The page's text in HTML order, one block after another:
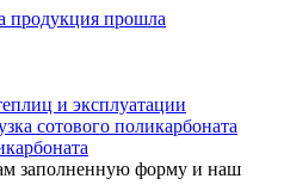
продукция прошла
и эксплуатации
сотового поликарбоната
заполненную форму и наш